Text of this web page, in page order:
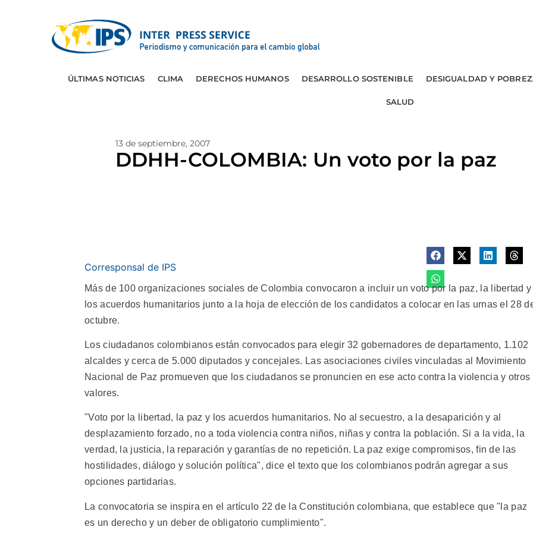
ÚLTIMAS NOTICIAS CLIMA DERECHOS HUMANOS DESARROLLO SOSTENIBLE DESIGUALDAD Y
SALUD
13 de septiembre, 2007
DDHH-COLOMBIA: Un voto por la paz
Corresponsal de IPS
Más de 100 organizaciones sociales de Colombia convocaron a incluir un voto por la paz, la libertad y
los acuerdos humanitarios junto a la hoja de elección de los candidatos a colocar en las urnas el 28
octubre.
Los ciudadanos colombianos están convocados para elegir 32 gobernadores de departamento, 1.102
alcaldes y cerca de 5.000 diputados y concejales. Las asociaciones civiles vinculadas al Movimiento
Nacional de Paz promueven que los ciudadanos se pronuncien en ese acto contra la violencia y otros
valores.
"Voto por la libertad, la paz y los acuerdos humanitarios. No al secuestro, a la desaparición y al
desplazamiento forzado, no a toda violencia contra niños, niñas y contra la población. Si a la vida, la
verdad, la justicia, la reparación y garantías de no repetición. La paz exige compromisos, fin de las
hostilidades, diálogo y solución política", dice el texto que los colombianos podrán agregar a sus
opciones partidarias.
La convocatoria se inspira en el artículo 22 de la Constitución colombiana, que establece que "la paz
es un derecho y un deber de obligatorio cumplimiento".